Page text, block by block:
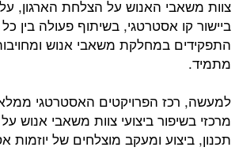
צוות משאבי האנוש על הצלחת הארגון, על
ביישור קו אסטרטגי, בשיתוף פעולה בין
התפקידים במחלקת משאבי אנוש
מתמיד.
למעשה, רכז הפרויקטים האסטרטגי
מרכזי בשיפור ביצועי צוות משאבי אנוש
תכנון, ביצוע ומעקב מוצלחים של יוזמות